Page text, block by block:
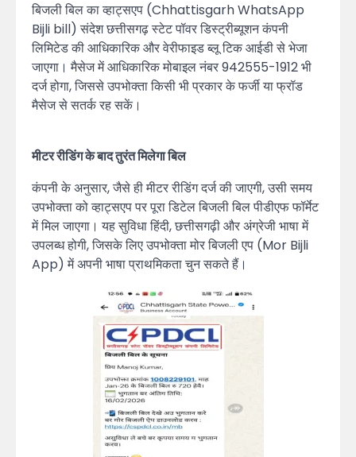
बिजली बिल का व्हाट्सएप (Chhattisgarh WhatsApp
Bijli bill) संदेश छत्तीसगढ़ स्टेट पॉवर डिस्ट्रीब्यूशन कंपनी
लिमिटेड की आधिकारिक और वेरीफाइड ब्लू टिक आईडी से भेजा
जाएगा। मैसेज में आधिकारिक मोबाइल नंबर 942555-1912 भी
दर्ज होगा, जिससे उपभोक्ता किसी भी प्रकार के फर्जी या फ्रॉड
मैसेज से सतर्क रह सकें।
मीटर रीडिंग के बाद तुरंत मिलेगा बिल
कंपनी के अनुसार, जैसे ही मीटर रीडिंग दर्ज की जाएगी, उसी समय
उपभोक्ता को व्हाट्सएप पर पूरा डिटेल बिजली बिल पीडीएफ फॉर्मेट
में मिल जाएगा। यह सुविधा हिंदी, छत्तीसगढ़ी और अंग्रेजी भाषा में
उपलब्ध होगी, जिसके लिए उपभोक्ता मोर बिजली एप (Mor Bijli
App) में अपनी भाषा प्राथमिकता चुन सकते हैं।